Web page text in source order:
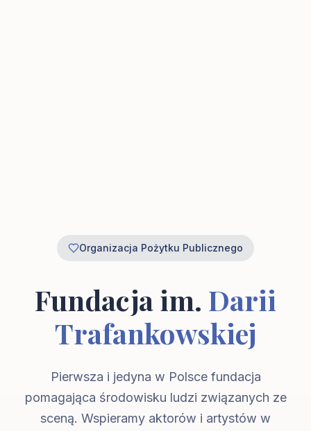
Organizacja Pożytku Publicznego
Fundacja im. Darii
Trafankowskiej
Pierwsza i jedyna w Polsce fundacja
pomagająca środowisku ludzi związanych ze
sceną. Wspieramy aktorów i artystów w